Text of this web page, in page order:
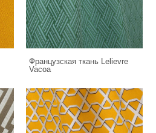
Французская ткань Lelievre
Vacoa